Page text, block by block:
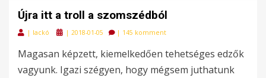
Újra itt a troll a szomszédból
| lackó
Posted
| 2018-01-05 | 145 komment
Magasan képzett, kiemelkedően tehetséges edzők
vagyunk. Igazi szégyen, hogy mégsem juthatunk